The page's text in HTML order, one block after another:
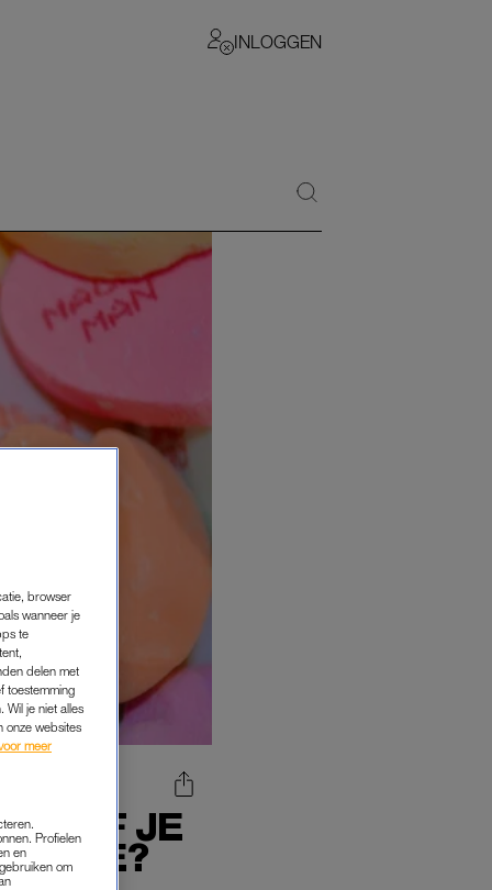
INLOGGEN
GEEF JE
browser
wanneer je
te
delen met
toestemming
Wil je niet alles
onze websites
meer
Profielen
en
om